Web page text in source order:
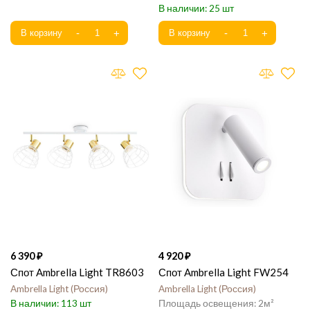
25
6 390
Спот Ambrella Light TR8603
Ambrella Light Россия
113
4 920
Спот Ambrella Light FW254
Ambrella Light Россия
2